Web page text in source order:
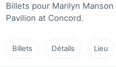
Billets pour Marilyn
Pavilion at Concord.
Billets Détails Lieu